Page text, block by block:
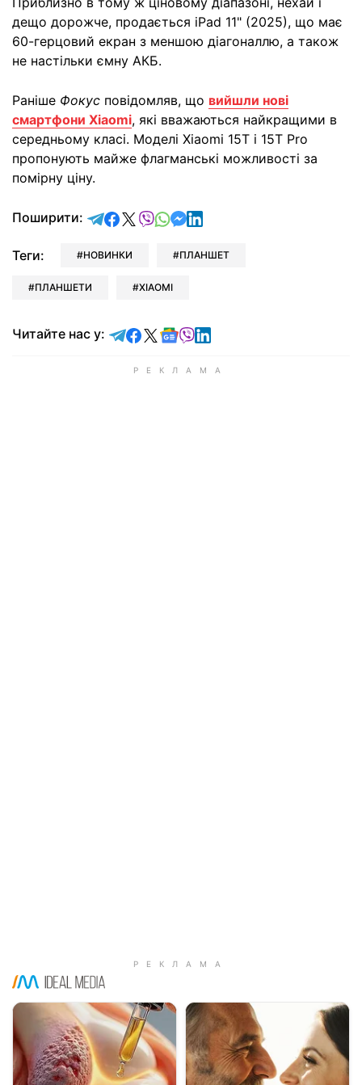
дещо дорожче, продається iPad 11" (2025), що має
60-герцовий екран з меншою діагоналлю, а також
не настільки ємну АКБ.
Раніше Фокус повідомляв, що вийшли нові
смартфони Xiaomi, які вважаються найкращими в
середньому класі. Моделі Xiaomi 15T і 15T Pro
пропонують майже флагманські можливості за
помірну ціну.
Поширити: відправити у Telegram
поділитись у Facebook
поділитись у X
відправити у Viber
відправити у Whatsapp
відправити у Messenger
відправити у LinkedIn
Теги: НОВИНКИ ПЛАНШЕТ
ПЛАНШЕТИ XIAOMI
Читайте нас у: Читайте у Telegram
Читайте у Facebook
Читайте у X
Читайте у Google news
Читайте у Viber
Читайте у LinkedIn